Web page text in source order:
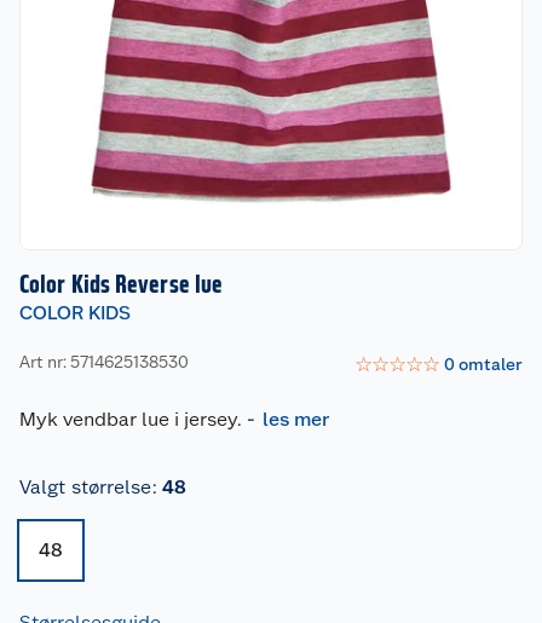
Color Kids Reverse lue
COLOR KIDS
Art nr: 5714625138530 ☆☆☆☆☆ 0omtaler
Myk vendbar lue i jersey. - les mer
Valgt størrelse: 48
48